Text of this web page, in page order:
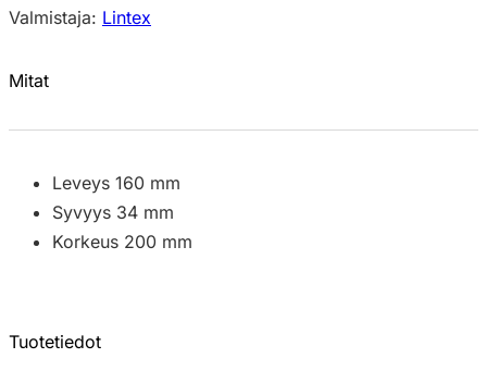
Valmistaja: Lintex
Mitat
Leveys 160 mm
Syvyys 34 mm
Korkeus 200 mm
Tuotetiedot